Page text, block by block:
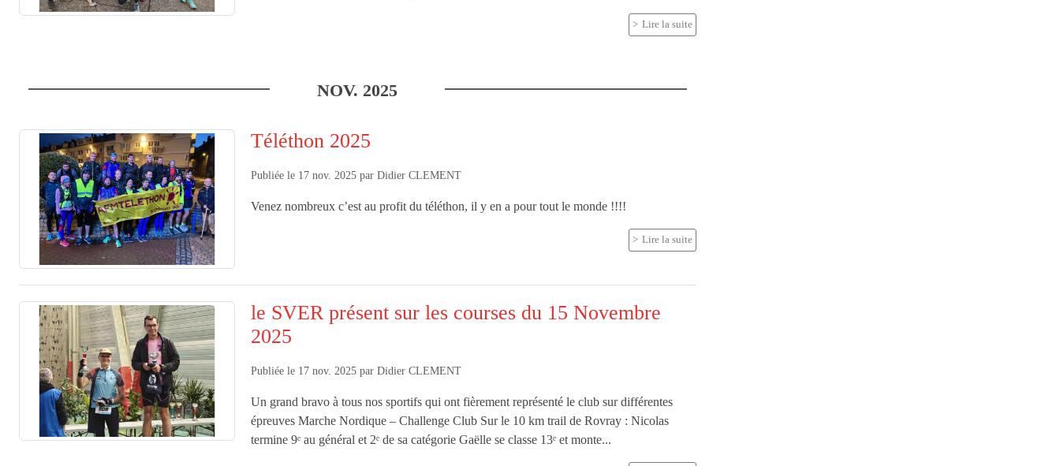
Lire la suite
NOV. 2025
Téléthon 2025
Publiée le 17 nov. 2025 parDidier CLEMENT
Venez nombreux c’est au profit du téléthon, il y en a pour tout le monde !!!!
Lire la suite
le SVER présent sur les courses du 15 Novembre
2025
Publiée le 17 nov. 2025 parDidier CLEMENT
Un grand bravo à tous nos sportifs qui ont fièrement représenté le club sur différentes
épreuves Marche Nordique – Challenge Club Sur le 10 km trail de Rovray : Nicolas
termine 9ᵉ au général et 2ᵉ de sa catégorie Gaëlle se classe 13ᵉ et monte...